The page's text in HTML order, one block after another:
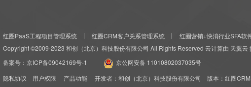
红圈PaaS工程项目管理系统 红圈CRM客户关系管理系统
红圈营销+快消行业SFA软
Copyright ©2009-2023 和创（北京）科技股份有限公司 All Rights Reserved 云计算由 天翼云
备案号：京ICP备09042169号-1
京公网安备 11010802037035号
隐私协议
用户权限 产品功能 开发者：和创（北京）科技股份有限公司 版本：红圈